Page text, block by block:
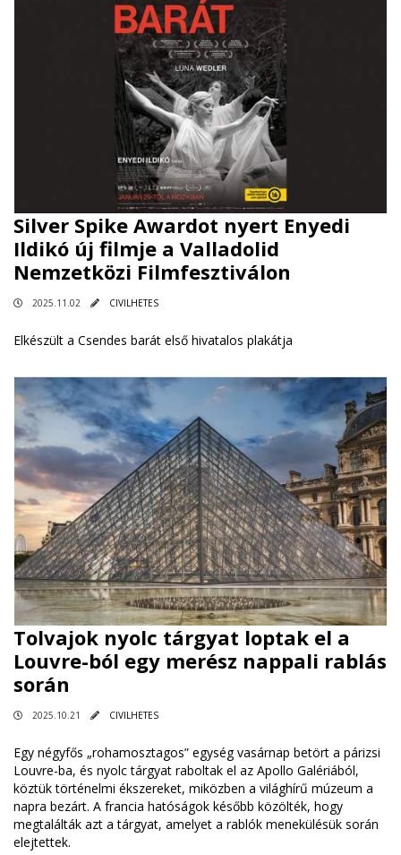
Silver Spike Awardot nyert Enyedi
Ildikó új filmje a Valladolid
Nemzetközi Filmfesztiválon
2025.11.02 CIVILHETES
Elkészült a Csendes barát első hivatalos plakátja
Tolvajok nyolc tárgyat loptak el a
Louvre-ból egy merész nappali rablás
során
2025.10.21 CIVILHETES
Egy négyfős „rohamosztagos” egység vasárnap betört a párizsi
Louvre-ba, és nyolc tárgyat raboltak el az Apollo Galériából,
köztük történelmi ékszereket, miközben a világhírű múzeum a
napra bezárt. A francia hatóságok később közölték, hogy
megtalálták azt a tárgyat, amelyet a rablók menekülésük során
elejtettek.